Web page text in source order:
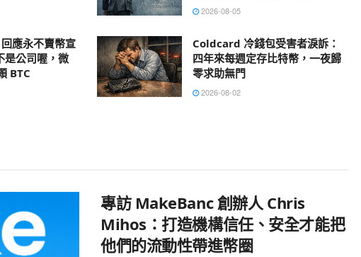
2026-08-05
應永不賣幣宣
是公司喔，微
BTC
Coldcard 冷錢包受害者淚訴：
四年來每週定存比特幣，一夜歸
零求助無門
2026-08-02
專訪 MakeBanc 創辦人 Chris
Mihos：打造機構信任、安全才能把
他們的流動性帶進幣圈